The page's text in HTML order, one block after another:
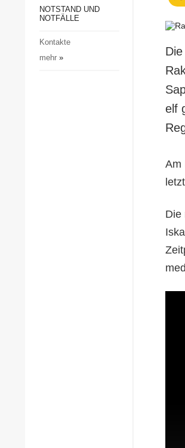
Gesellschaft und
Notstand und Notfälle
NOTSTAND UND
NOTFÄLLE
Kontakte
mehr»
elf
Am
Die